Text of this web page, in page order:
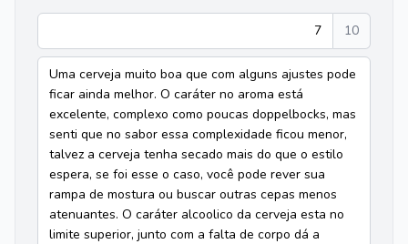
7 10
Uma cerveja muito boa que com alguns ajustes pode
ficar ainda melhor. O caráter no aroma está
excelente, complexo como poucas doppelbocks, mas
senti que no sabor essa complexidade ficou menor,
talvez a cerveja tenha secado mais do que o estilo
espera, se foi esse o caso, você pode rever sua
rampa de mostura ou buscar outras cepas menos
atenuantes. O caráter alcoolico da cerveja esta no
limite superior, junto com a falta de corpo dá a